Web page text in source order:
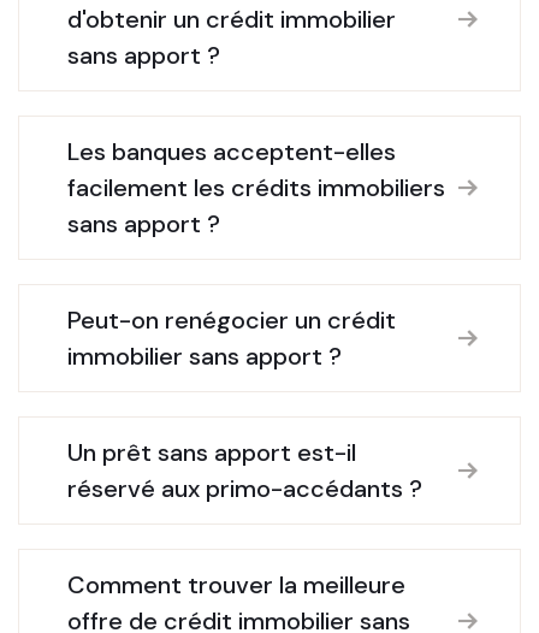
d'obtenir un crédit immobilier
sans apport ?
Les banques acceptent-elles
facilement les crédits immobiliers
sans apport ?
Peut-on renégocier un crédit
immobilier sans apport ?
Un prêt sans apport est-il
réservé aux primo-accédants ?
Comment trouver la meilleure
offre de crédit immobilier sans